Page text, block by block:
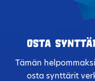
Osta
Tämän
osta synttärit